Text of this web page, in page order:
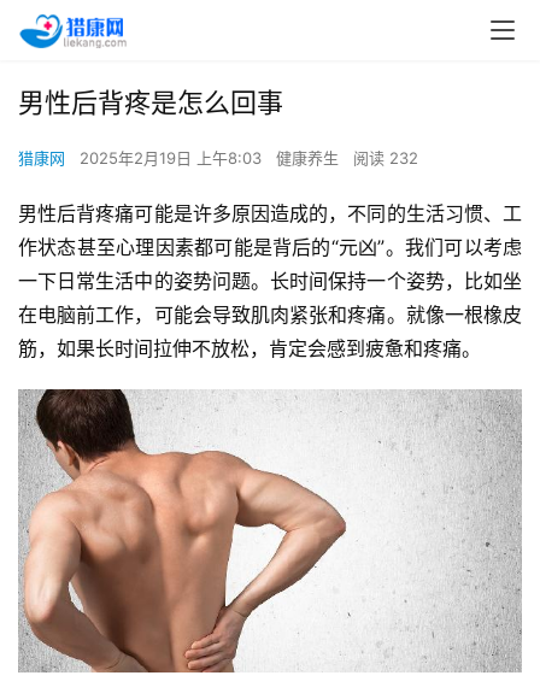
男性后背疼是怎么回事
猎康网 2025年2月19日 上午8:03 健康养生 阅读 232
男性后背疼痛可能是许多原因造成的，不同的生活习惯、工
作状态甚至心理因素都可能是背后的“元凶”。我们可以考虑
一下日常生活中的姿势问题。长时间保持一个姿势，比如坐
在电脑前工作，可能会导致肌肉紧张和疼痛。就像一根橡皮
筋，如果长时间拉伸不放松，肯定会感到疲惫和疼痛。